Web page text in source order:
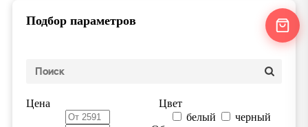
Подбор параметров
Цена
Цвет
белый
черный